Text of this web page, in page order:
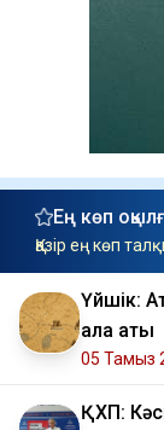
Ең көп
Қазір ең көп
Үйшік:
қала аты
05 Тамыз
ҚХП: